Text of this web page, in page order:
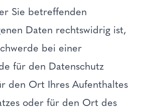
Sie betreffenden
Daten rechtswidrig ist,
bei einer
für den Datenschutz
den Ort Ihres Aufenthaltes
oder für den Ort des